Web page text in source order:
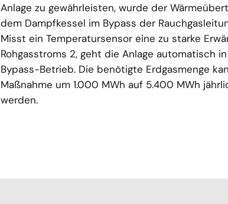
Anlage zu gewährleisten, wurde der
dem Dampfkessel im Bypass der
Misst ein Temperatursensor eine zu starke
Rohgasstroms 2, geht die Anlage automatisch
Bypass-Betrieb. Die benötigte Erdgasmenge
Maßnahme um 1.000 MWh auf 5.400 MWh
werden.